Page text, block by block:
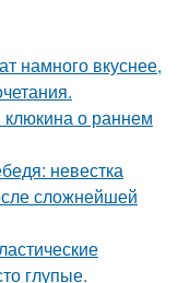
намного вкуснее,
о раннем
невестка
сложнейшей
глупые.